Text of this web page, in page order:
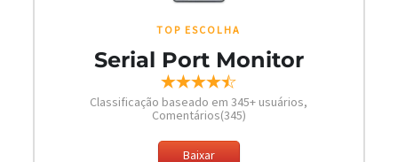
TOP ESCOLHA
Serial Port Monitor
Classificação baseado em345+ usuários,
Сomentários(345)
Baixar